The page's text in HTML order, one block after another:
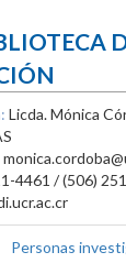
Licda. Mónica
4461 / (506)
Personas